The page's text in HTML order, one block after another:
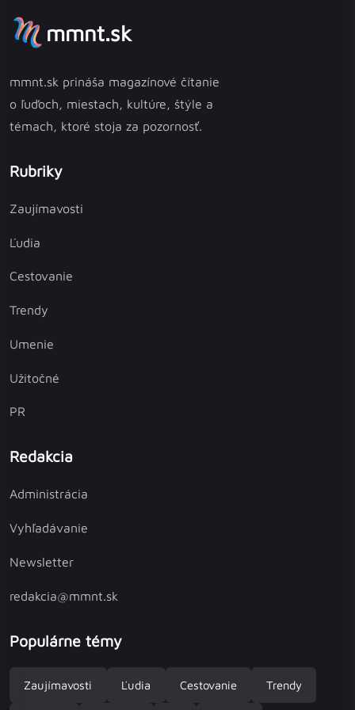
mmnt.sk
mmnt.sk prináša magazínové čítanie
o ľuďoch, miestach, kultúre, štýle a
témach, ktoré stoja za pozornosť.
Rubriky
Zaujímavosti
Ľudia
Cestovanie
Trendy
Umenie
Užitočné
PR
Redakcia
Administrácia
Vyhľadávanie
Newsletter
redakcia@mmnt.sk
Populárne témy
Zaujímavosti Ľudia Cestovanie Trendy